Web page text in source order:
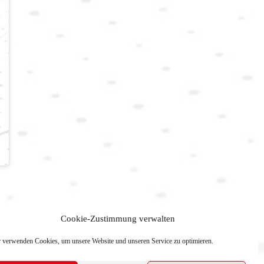
Cookie-Zustimmung verwalten
Cookies, um unsere Website und unseren Service zu optimieren.